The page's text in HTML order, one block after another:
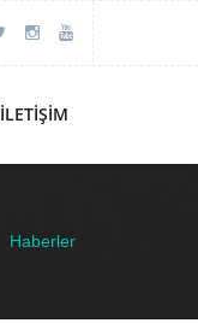
İLETIŞIM
Haberler